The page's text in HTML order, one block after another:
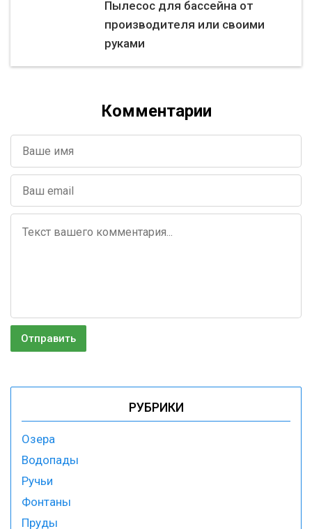
РУБРИКИ
Озера
Водопады
Ручьи
Фонтаны
Пруды
Пылесос для бассейна от
производителя или своими
руками
Комментарии